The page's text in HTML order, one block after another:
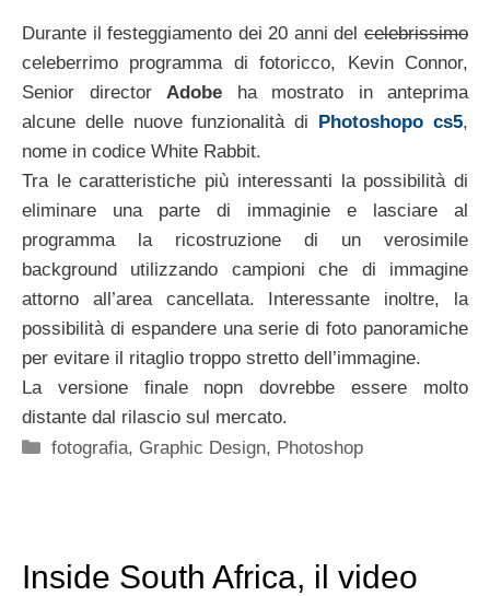
Durante il festeggiamento dei 20 anni del celebrissimo
celeberrimo programma di fotoricco, Kevin Connor,
Senior director Adobe ha mostrato in anteprima
alcune delle nuove funzionalità di Photoshopo cs5,
nome in codice White Rabbit.
Tra le caratteristiche più interessanti la possibilità di
eliminare una parte di immaginie e lasciare al
programma la ricostruzione di un verosimile
background utilizzando campioni che di immagine
attorno all’area cancellata. Interessante inoltre, la
possibilità di espandere una serie di foto panoramiche
per evitare il ritaglio troppo stretto dell’immagine.
La versione finale nopn dovrebbe essere molto
distante dal rilascio sul mercato.
Categorie
fotografia, Graphic Design, Photoshop
Inside South Africa, il video